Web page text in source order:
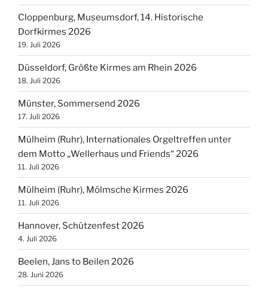
Cloppenburg, Museumsdorf, 14. Historische
Dorfkirmes 2026
19. Juli 2026
Düsseldorf, Größte Kirmes am Rhein 2026
18. Juli 2026
Münster, Sommersend 2026
17. Juli 2026
Mülheim (Ruhr), Internationales Orgeltreffen unter
dem Motto „Wellerhaus und Friends“ 2026
11. Juli 2026
Mülheim (Ruhr), Mölmsche Kirmes 2026
11. Juli 2026
Hannover, Schützenfest 2026
4. Juli 2026
Beelen, Jans to Beilen 2026
28. Juni 2026